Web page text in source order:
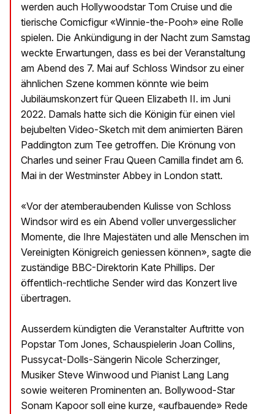
werden auch Hollywoodstar Tom Cruise und die
tierische Comicfigur «Winnie-the-Pooh» eine Rolle
spielen. Die Ankündigung in der Nacht zum Samstag
weckte Erwartungen, dass es bei der Veranstaltung
am Abend des 7. Mai auf Schloss Windsor zu einer
ähnlichen Szene kommen könnte wie beim
Jubiläumskonzert für Queen Elizabeth II. im Juni
2022. Damals hatte sich die Königin für einen viel
bejubelten Video-Sketch mit dem animierten Bären
Paddington zum Tee getroffen. Die Krönung von
Charles und seiner Frau Queen Camilla findet am 6.
Mai in der Westminster Abbey in London statt.
«Vor der atemberaubenden Kulisse von Schloss
Windsor wird es ein Abend voller unvergesslicher
Momente, die Ihre Majestäten und alle Menschen im
Vereinigten Königreich geniessen können», sagte die
zuständige BBC-Direktorin Kate Phillips. Der
öffentlich-rechtliche Sender wird das Konzert live
übertragen.
Ausserdem kündigten die Veranstalter Auftritte von
Popstar Tom Jones, Schauspielerin Joan Collins,
Pussycat-Dolls-Sängerin Nicole Scherzinger,
Musiker Steve Winwood und Pianist Lang Lang
sowie weiteren Prominenten an. Bollywood-Star
Sonam Kapoor soll eine kurze, «aufbauende» Rede